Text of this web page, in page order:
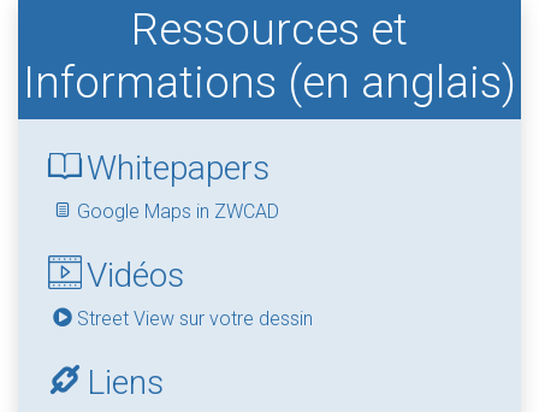
Ressources et
Informations (en anglais)
Whitepapers
Google Maps in ZWCAD
Vidéos
Street View sur votre dessin
Liens